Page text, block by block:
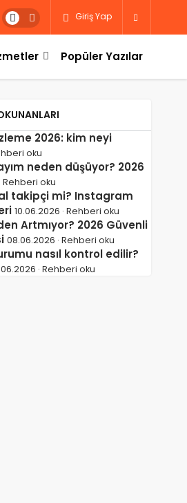
Giriş Yap
Popüler Yazılar
2026: kim neyi
oku
neden düşüyor? 2026
Rehberi oku
takipçi mi? Instagram
10.06.2026 · Rehberi oku
Artmıyor? 2026 Güvenli
08.06.2026 · Rehberi oku
nasıl kontrol edilir?
· Rehberi oku